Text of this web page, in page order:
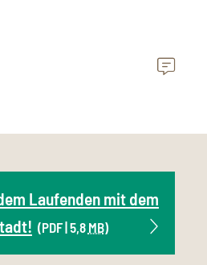
Laufenden mit dem
(PDF | 5,8 MB)